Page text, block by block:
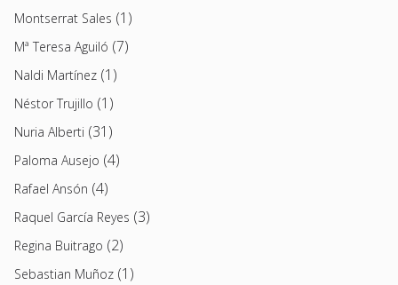
Montserrat Sales (1)
Mª Teresa Aguiló (7)
Naldi Martínez (1)
Néstor Trujillo (1)
Nuria Alberti (31)
Paloma Ausejo (4)
Rafael Ansón (4)
Raquel García Reyes (3)
Regina Buitrago (2)
Sebastian Muñoz (1)